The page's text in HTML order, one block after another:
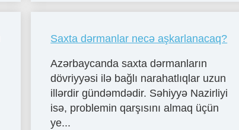
Saxta dərmanlar necə aşkarlanacaq?
Azərbaycanda saxta dərmanların
dövriyyəsi ilə bağlı narahatlıqlar uzun
illərdir gündəmdədir. Səhiyyə Nazirliyi
isə, problemin qarşısını almaq üçün
ye...